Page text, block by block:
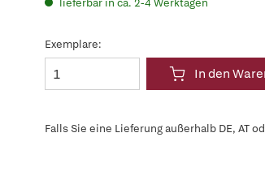
lieferbar in ca. 2-4 Werktagen
Exemplare:
In den
Falls Sie eine Lieferung außerhalb DE, AT